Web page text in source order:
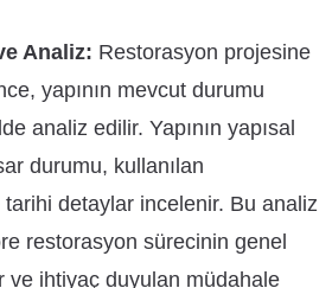
Analiz: Restorasyon projesine
yapının mevcut durumu
analiz edilir. Yapının yapısal
durumu, kullanılan
detaylar incelenir. Bu analiz
restorasyon sürecinin genel
ve ihtiyaç duyulan müdahale